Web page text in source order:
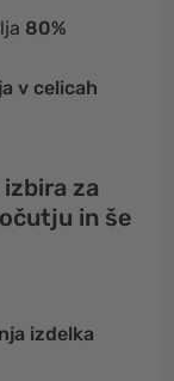
80%
v celicah
za
in še
izdelka